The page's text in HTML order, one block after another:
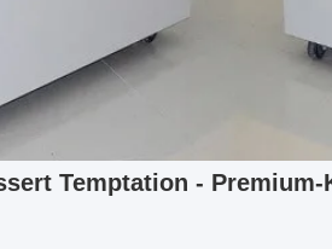
Temptation - Premium-